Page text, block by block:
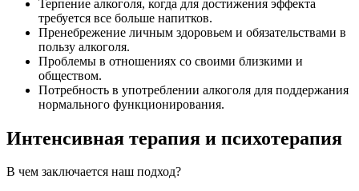
Терпение алкоголя, когда для достижения эффекта
требуется все больше напитков.
Пренебрежение личным здоровьем и обязательствами в
пользу алкоголя.
Проблемы в отношениях со своими близкими и
обществом.
Потребность в употреблении алкоголя для поддержания
нормального функционирования.
Интенсивная терапия и психотерапия
В чем заключается наш подход?